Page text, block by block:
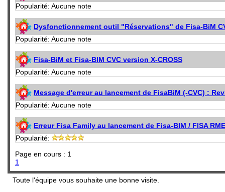
Popularité: Aucune note
Dysfonctionnement outil "Réservations" de Fisa-BiM
Popularité: Aucune note
Fisa-BiM et Fisa-BIM CVC version X-CROSS
Popularité: Aucune note
Message d'erreur au lancement de FisaBiM (-CVC) :
Popularité: Aucune note
Erreur Fisa Family au lancement de Fisa-BIM / FISA
Popularité:
Page en cours : 1
1
Toute l'équipe vous souhaite une bonne visite.